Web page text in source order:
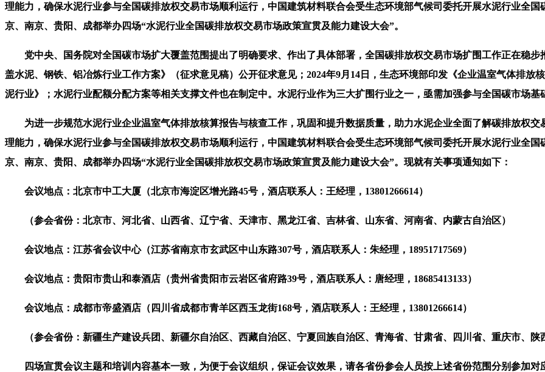
理能力，确保水泥行业参与全国碳排放权交易市场顺利运行，中国建筑材料联合会受生态环境部气候司委托开展水泥行业全
京、南京、贵阳、成都举办四场“水泥行业全国碳排放权交易市场政策宣贯及能力建设大会”。
党中央、国务院对全国碳市场扩大覆盖范围提出了明确要求、作出了具体部署，全国碳排放权交易市场扩围工作正在稳步
盖水泥、钢铁、铝冶炼行业工作方案》（征求意见稿）公开征求意见；2024年9月14日，生态环境部印发《企业温室气体排放
泥行业》；水泥行业配额分配方案等相关支撑文件也在制定中。水泥行业作为三大扩围行业之一，亟需加强参与全国碳市场基
为进一步规范水泥行业企业温室气体排放核算报告与核查工作，巩固和提升数据质量，助力水泥企业全面了解碳排放权交
理能力，确保水泥行业参与全国碳排放权交易市场顺利运行，中国建筑材料联合会受生态环境部气候司委托开展水泥行业全
京、南京、贵阳、成都举办四场“水泥行业全国碳排放权交易市场政策宣贯及能力建设大会”。现就有关事项通知如下：
会议地点：北京市中工大厦（北京市海淀区增光路45号，酒店联系人：王经理，13801266614）
（参会省份：北京市、河北省、山西省、辽宁省、天津市、黑龙江省、吉林省、山东省、河南省、内蒙古自治区）
会议地点：江苏省会议中心（江苏省南京市玄武区中山东路307号，酒店联系人：朱经理，18951717569）
会议地点：贵阳市贵山和泰酒店（贵州省贵阳市云岩区省府路39号，酒店联系人：唐经理，18685413133）
会议地点：成都市帝盛酒店（四川省成都市青羊区西玉龙街168号，酒店联系人：王经理，13801266614）
（参会省份：新疆生产建设兵团、新疆尔自治区、西藏自治区、宁夏回族自治区、青海省、甘肃省、四川省、重庆市、陕
四场宣贯会议主题和培训内容基本一致，为便于会议组织，保证会议效果，请各省份参会人员按上述省份范围分别参加对